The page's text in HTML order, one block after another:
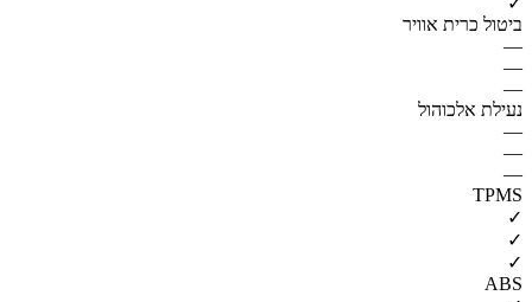
ביטול כרית אוויר
—
—
—
נעילת אלכוהול
—
—
—
TPMS
✓
✓
✓
ABS